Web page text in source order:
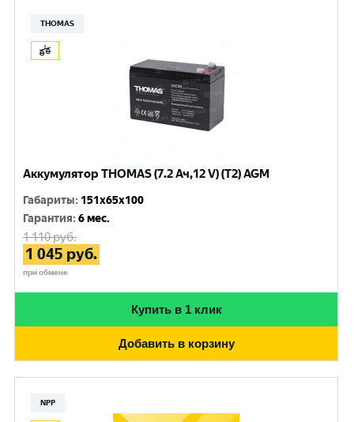
THOMAS
Аккумулятор THOMAS (7.2 Ач,12 V) (T2) AGM
Габариты: 151x65x100
Гарантия:6 мес.
1 110руб.
1 045 руб.
при обмене
Купить в 1 клик
Добавить в корзину
NPP